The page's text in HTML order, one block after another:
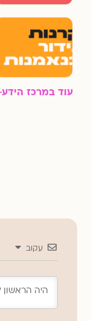
עוד במרכז הידע
עקוב